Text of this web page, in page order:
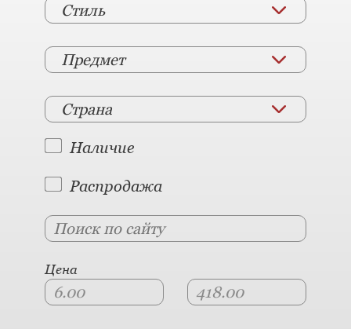
Стиль
Предмет
Страна
Наличие
Распродажа
Цена